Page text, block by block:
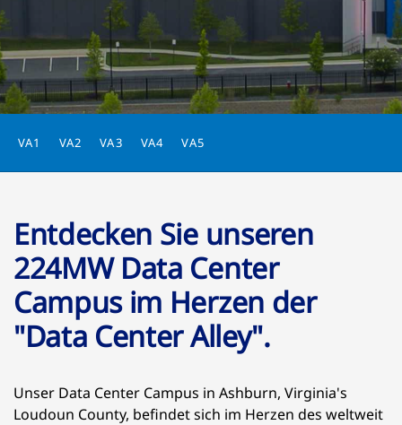
VA1 VA2 VA3 VA4 VA5
Entdecken Sie unseren
224MW Data Center
Campus im Herzen der
"Data Center Alley".
Unser Data Center Campus in Ashburn, Virginia's
Loudoun County, befindet sich im Herzen des weltweit